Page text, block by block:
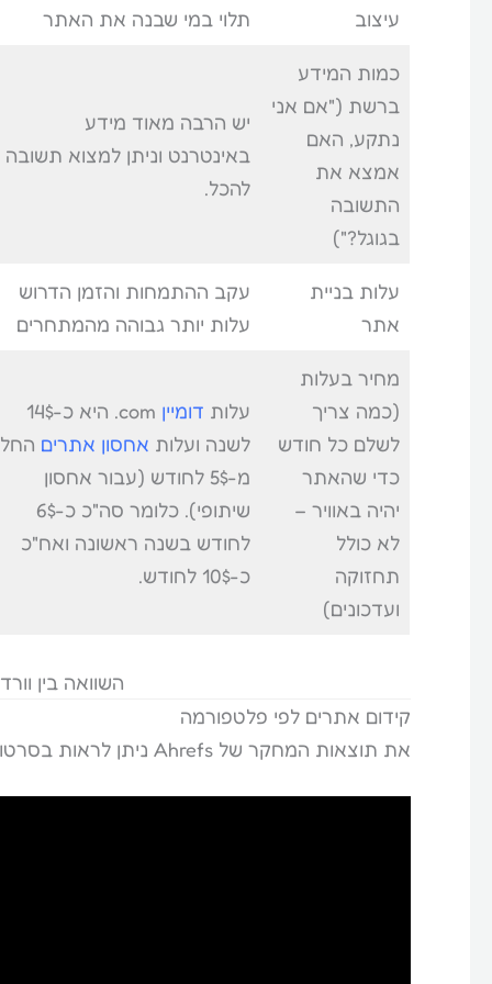
עיצוב תלוי במי שבנה את האתר
כמות המידע
ברשת ("אם אני
נתקע, האם
אמצא את
התשובה
בגוגל?")
יש הרבה מאוד מידע
באינטרנט וניתן למצוא תשובה
להכל.
עלות בניית
אתר
עקב ההתמחות והזמן הדרוש
עלות יותר גבוהה מהמתחרים
מחיר בעלות
(כמה צריך
לשלם כל חודש
כדי שהאתר
יהיה באוויר –
לא כולל
תחזוקה
ועדכונים)
עלות דומיין
com. היא כ-14$
לשנה ועלות אחסון אתרים החל
מ-5$ לחודש (עבור אחסון
שיתופי). כלומר סה"כ כ-6$
לחודש בשנה ראשונה ואח"כ
כ-10$ לחודש.
השוואה בין
קידום אתרים לפי פלטפורמה
את תוצאות המחקר של Ahrefs ניתן לראות בסרטון הבא: